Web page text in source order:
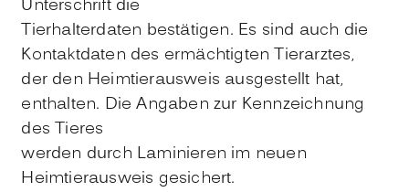
Unterschrift die
Tierhalterdaten bestätigen. Es sind auch die
Kontaktdaten des ermächtigten Tierarztes,
der den Heimtierausweis ausgestellt hat,
enthalten. Die Angaben zur Kennzeichnung
des Tieres
werden durch Laminieren im neuen
Heimtierausweis gesichert.